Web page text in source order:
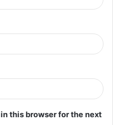
this browser for the next